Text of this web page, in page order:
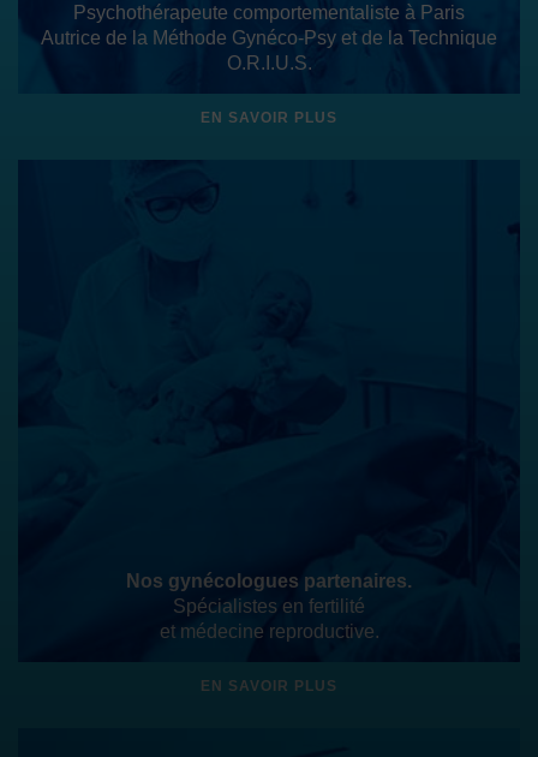
Psychothérapeute comportementaliste à Paris
Autrice de la Méthode Gynéco-Psy et de la Technique
O.R.I.U.S.
EN SAVOIR PLUS
Nos gynécologues partenaires.
Spécialistes en fertilité
et médecine reproductive.
EN SAVOIR PLUS